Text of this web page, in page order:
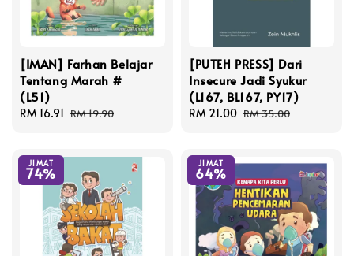
[IMAN] Farhan Belajar
Tentang Marah #
(L51)
Sale
RM 16.91 Regular
RM 19.90
[PUTEH PRESS] Dari
Insecure Jadi Syukur
(L167, BL167, PY17)
Sale
RM 21.00 Regular
RM 35.00
JIMAT
74%
JIMAT
64%